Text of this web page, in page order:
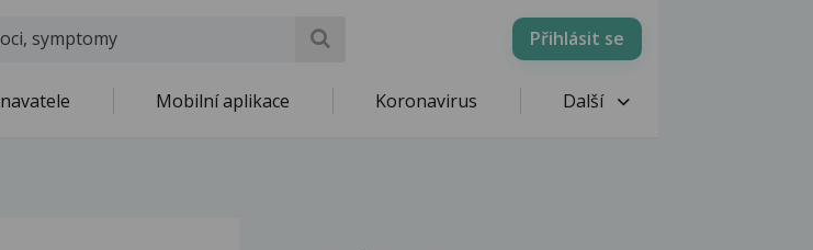
Přihlásit se
Mobilní aplikace Koronavirus Další